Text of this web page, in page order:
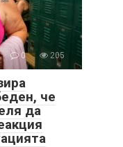
0 205
че
да